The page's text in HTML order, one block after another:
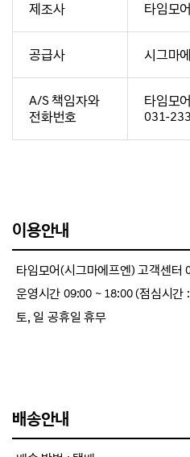
제조사 타임모어
공급사 시그마
A/S 책임자와
전화번호
타임모
031-
이용안내
타임모어(시그마에프엔) 고객센터
운영시간 09:00 ~ 18:00 (점심시간
토, 일 공휴일 휴무
배송안내